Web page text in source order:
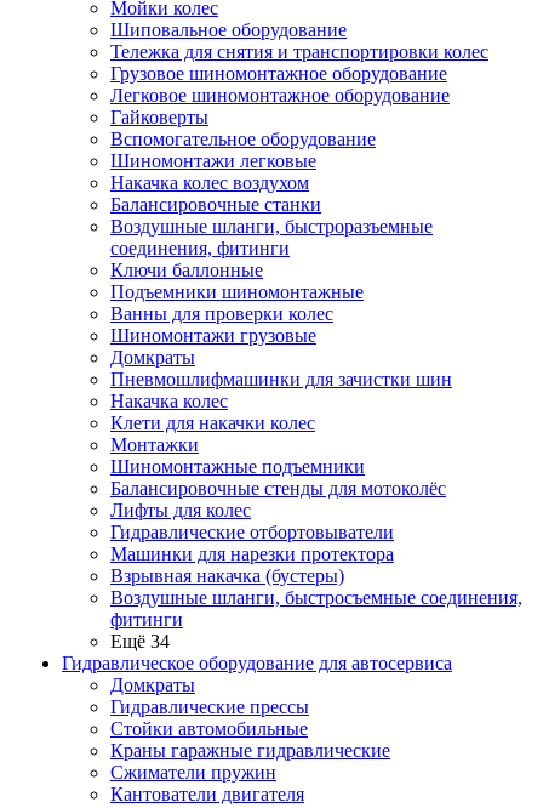
Мойки колес
Шиповальное оборудование
Тележка для снятия и транспортировки колес
Грузовое шиномонтажное оборудование
Легковое шиномонтажное оборудование
Гайковерты
Вспомогательное оборудование
Шиномонтажи легковые
Накачка колес воздухом
Балансировочные станки
Воздушные шланги, быстроразъемные
соединения, фитинги
Ключи баллонные
Подъемники шиномонтажные
Ванны для проверки колес
Шиномонтажи грузовые
Домкраты
Пневмошлифмашинки для зачистки шин
Накачка колес
Клети для накачки колес
Монтажки
Шиномонтажные подъемники
Балансировочные стенды для мотоколёс
Лифты для колес
Гидравлические отбортовыватели
Машинки для нарезки протектора
Взрывная накачка (бустеры)
Воздушные шланги, быстросъемные соединения,
фитинги
Ещё 34
Гидравлическое оборудование для автосервиса
Домкраты
Гидравлические прессы
Стойки автомобильные
Краны гаражные гидравлические
Сжиматели пружин
Кантователи двигателя